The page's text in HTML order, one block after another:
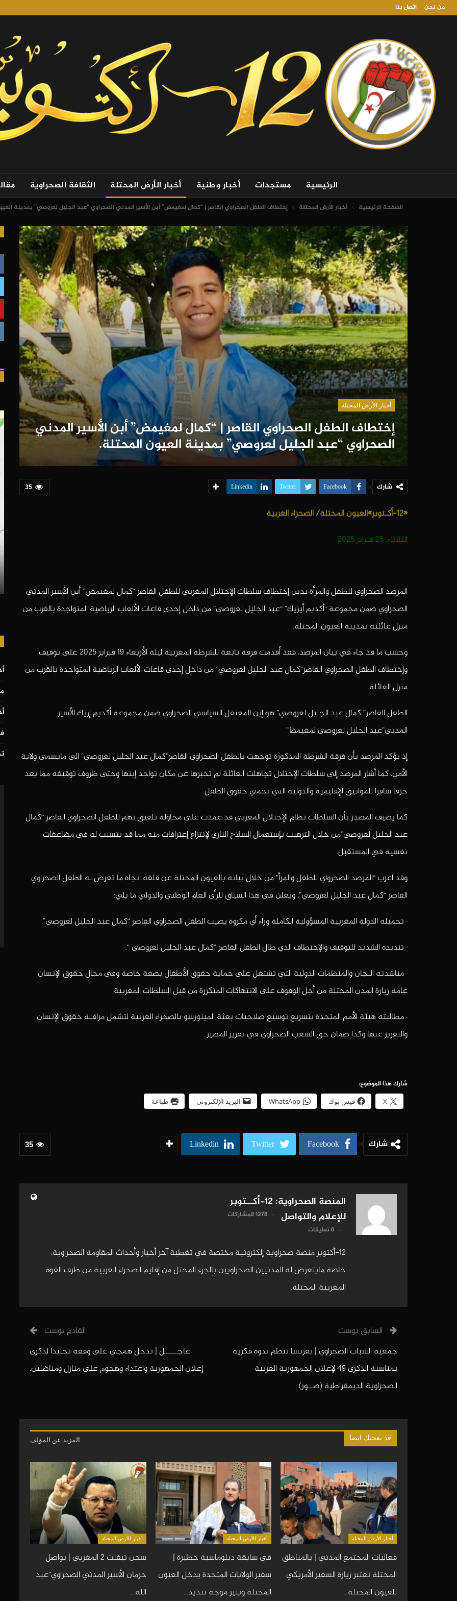
من نحن اتصل بنا
الرئيسية مستجدات أخبار وطنية أخبار الأرض المحتلة الثقافة الصحراوية
الصفحة الرئيسية أخبار الأرض المحتلة إختطاف الطفل الصحراوي القاصر | “كمال لمغيمض” أبن الأسير المدني الصحراوي “عبد الجليل لعروصي” بمدينة
أخبار الأرض المحتلة
إختطاف الطفل الصحراوي القاصر | “كمال لمغيمض” أبن الأسير المدني
الصحراوي “عبد الجليل لعروصي” بمدينة العيون المحتلة.
35 شارك Facebook
Twitter
Linkedin
«12-أكـتوبر»العيون المحتلة/ الصحراء الغربية
الثلاثاء: 25 فبراير 2025
المرصد الصحراوي للطفل والمرأة يدين إختطاف سلطات الإحتلال المغربي للطفل القاصر “كمال لمغيمض” أبن الأسير المدني
الصحراوي ضمن مجموعة “أكديم أيزيك” “عبد الجليل لعروصي” من داخل إحدى قاعات الألعاب الرياضية المتواجدة بالقرب من
منزل عائلته بمدينة العيون المحتلة.
وحسب ما قد جاء في بيان المرصد، فقد أقدمت فرقة تابعة للشرطة المغربية ليلة الأربعاء 19 فبراير 2025 على توقيف
وإختطاف الطفل الصحراوي القاصر”كمال عبد الجليل لعروصي” من داخل إحدى قاعات الألعاب الرياضية المتواجدة بالقرب من
منزل العائلة.
الطفل القاصر” كمال عبد الجليل لعروصي” هو إبن المعتقل السياسي الصحراوي ضمن مجموعة أكديم إزيك الأسير
المدني”عبد الجليل لعروصي لمغيمظ”
إذ يؤكد المرصد بأن فرقة الشرطة المذكورة توجهت بالطفل الصحراوي القاصر”كمال عبد الجليل لعروصي” الى مايسمى ولاية
الأمن، كما أشار المرصد إلى سلطات الإحتلال تجاهلت العائلة لم تخبرها عن مكان تواجد إبنها وحتى ظروف توقيفه مما يعد
خرقا سافرا للمواثيق الإقليمية والدولية التي تحمي حقوق الطفل.
كما يضيف المصدر بأن السلطات نظام الإحتلال المغربي قد عمدت على محاولة تلفيق تهم للطفل الصحراوي القاصر “كمال
عبد الجليل لعروصي”من خلال الترهيب بإستعمال السلاح الناري لإنتزاع إعترافات منه مما قد يتسبب له في مضاعفات
نفسية في المستقبل.
وقد اعرب “المرصد الصحرواي للطفل والمرأ” من خلال بيانه بالعيون المحتلة عن قلقه اتجاه ما تعرض له الطفل الصحراوي
القاصر “كمال عبد الجليل لعروصي”، ويعلن في هذا السياق للرأي العام الوطني والدولي ما يلي:
· تحميله الدولة المغربية المسؤولية الكاملة وراء أي مكروه يصيب الطفل الصحراوي القاصر “كمال عبد الجليل لعروصي”.
· تنديده الشديد للتوقيف والإختطاف الذي طال الطفل القاصر “كمال عبد الجليل لعروصي “.
· مناشدته اللجان والمنظمات الدولية التي تشتغل على حماية حقوق الأطفال بصفة خاصة وفي مجال حقوق الإنسان
عامة زيارة المدن المحتلة من أجل الوقوف على الانتهاكات المتكررة من قبل السلطات المغربية.
· مطالبته هيئة الأمم المتحدة بتسريع توسيع صلاحيات بعثة المينورسو بالصحراء الغربية لتشمل مراقبة حقوق الإنسان
والتقرير عنها وكذا ضمان حق الشعب الصحراوي في تقرير المصير.
شارك هذا الموضوع:
X فيس بوك WhatsApp البريد الإلكتروني طباعة
35 شارك Facebook
Twitter
Linkedin
المنصة الصحراوية: 12-أكــتوبر
للإعلام والتواصل
1278 المشاركات
0 تعليقات
12-أكتوبر منصة صحراوية إلكترونية مختصة في تغطية آخر أخبار وأحداث المقاومة الصحراوية،
خاصة مايتعرض له المدنيين الصحراويين بالجزء المحتل من إقليم الصحراء الغربية من طرف القوة
المغربية المحتلة.
السابق بوست
جمعية الشباب الصحراوي | بفرنسا تنظم ندوة فكرية
بمناسبة الذكرى 49 لإعلان الجمهورية العربية
الصحراوية الديمقراطية (صــور).
القادم بوست
عاجـــــل | تدخل همجي على وقفة تخليدا لذكرى
إعلان الجمهورية واعتداء وهجوم على منازل ومناضلين.
قد يعجبك ايضا المزيد عن المؤلف
أخبار الأرض المحتلة
فعاليات المجتمع المدني | بالمناطق
المحتلة تعتبر زيارة السفير الأمريكي
للعيون المحتلة…
أخبار الأرض المحتلة
في سابقة دبلوماسية خطيرة |
سفير الولايات المتحدة يدخل العيون
المحتلة ويثير موجة تنديد…
أخبار الأرض المحتلة
سجن تيفلت 2 المغربي | يواصل
حرمان الأسير المدني الصحراوي”عبد
الله…